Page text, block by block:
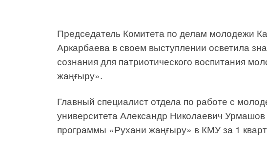
Председатель Комитета по делам молодежи
Аркарбаева в своем выступлении осветила
сознания для патриотического воспитания
жаңғыру».
Главный специалист отдела по работе с
университета Александр Николаевич
программы «Рухани жаңғыру» в КМУ за 1